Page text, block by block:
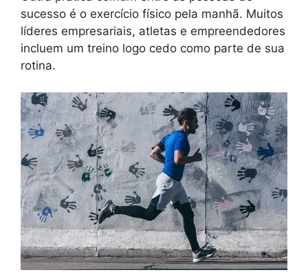
sucesso é o exercício físico pela manhã. Muitos
líderes empresariais, atletas e empreendedores
incluem um treino logo cedo como parte de sua
rotina.